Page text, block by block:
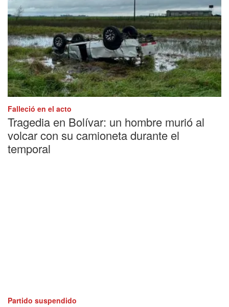
Falleció en el acto
Tragedia en Bolívar: un hombre murió al
volcar con su camioneta durante el
temporal
Partido suspendido